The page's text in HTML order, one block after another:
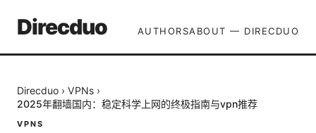
Direcduo AUTHORSABOUT — DIRECDUO
Direcduo › VPNs ›
2025年翻墙国内：稳定科学上网的终极指南与vpn推荐
VPNS